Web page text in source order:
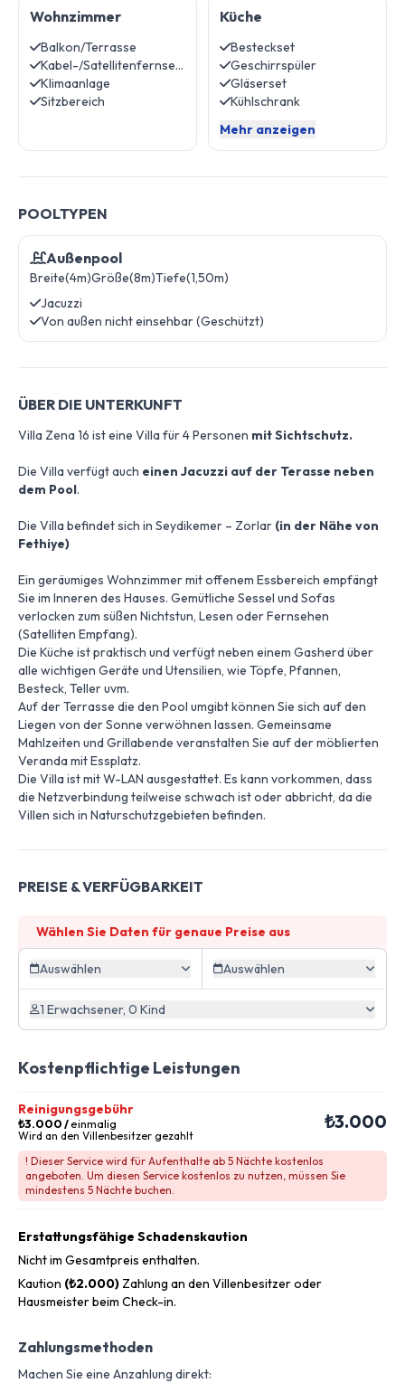
Wohnzimmer
Balkon/Terrasse
Kabel-/Satellitenfernsehen
Klimaanlage
Sitzbereich
Küche
Besteckset
Geschirrspüler
Gläserset
Kühlschrank
Mehr anzeigen
POOLTYPEN
Außenpool
Breite(4m)Größe(8m)Tiefe(1,50m)
Jacuzzi
Von außen nicht einsehbar (Geschützt)
ÜBER DIE UNTERKUNFT
Villa Zena 16 ist eine Villa für 4 Personen mit Sichtschutz.
Die Villa verfügt auch einen Jacuzzi auf der Terasse neben
dem Pool.
Die Villa befindet sich in Seydikemer – Zorlar (in der Nähe von
Fethiye)
Ein geräumiges Wohnzimmer mit offenem Essbereich empfängt
Sie im Inneren des Hauses. Gemütliche Sessel und Sofas
verlocken zum süßen Nichtstun, Lesen oder Fernsehen
(Satelliten Empfang).
Die Küche ist praktisch und verfügt neben einem Gasherd über
alle wichtigen Geräte und Utensilien, wie Töpfe, Pfannen,
Besteck, Teller uvm.
Auf der Terrasse die den Pool umgibt können Sie sich auf den
Liegen von der Sonne verwöhnen lassen. Gemeinsame
Mahlzeiten und Grillabende veranstalten Sie auf der möblierten
Veranda mit Essplatz.
Die Villa ist mit W-LAN ausgestattet. Es kann vorkommen, dass
die Netzverbindung teilweise schwach ist oder abbricht, da die
Villen sich in Naturschutzgebieten befinden.
PREISE & VERFÜGBARKEIT
Wählen Sie Daten für genaue Preise aus
Auswählen Auswählen
1 Erwachsener, 0 Kind
Kostenpflichtige Leistungen
Reinigungsgebühr
₺3.000/einmalig
Wird an den Villenbesitzer gezahlt
₺3.000
! Dieser Service wird für Aufenthalte ab 5 Nächte kostenlos
angeboten. Um diesen Service kostenlos zu nutzen, müssen Sie
mindestens 5 Nächte buchen.
Erstattungsfähige Schadenskaution
Nicht im Gesamtpreis enthalten.
Kaution (₺2.000) Zahlung an den Villenbesitzer oder
Hausmeister beim Check-in.
Zahlungsmethoden
Machen Sie eine Anzahlung direkt: